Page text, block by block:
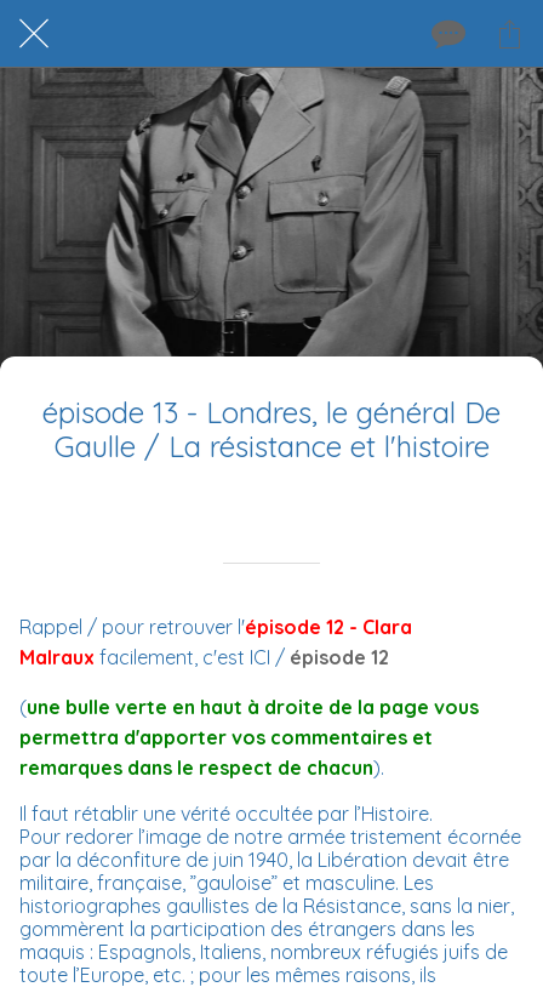
épisode 13 - Londres, le général De
Gaulle / La résistance et l'histoire
Rappel / pour retrouver l'épisode 12 - Clara
Malraux facilement, c'est ICI / épisode 12
(une bulle verte en haut à droite de la page vous
permettra d'apporter vos commentaires et
remarques dans le respect de chacun).
Il faut rétablir une vérité occultée par l’Histoire.
Pour redorer l’image de notre armée tristement écornée
par la déconfiture de juin 1940, la Libération devait être
militaire, française, ”gauloise” et masculine. Les
historiographes gaullistes de la Résistance, sans la nier,
gommèrent la participation des étrangers dans les
maquis : Espagnols, Italiens, nombreux réfugiés juifs de
toute l’Europe, etc. ; pour les mêmes raisons, ils